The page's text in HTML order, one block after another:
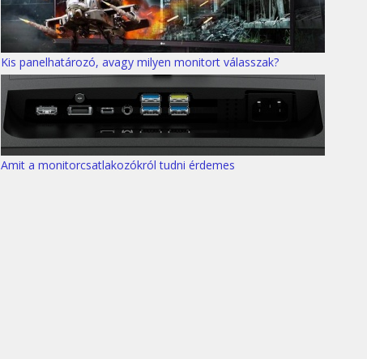
Kis panelhatározó, avagy milyen monitort válasszak?
Amit a monitorcsatlakozókról tudni érdemes